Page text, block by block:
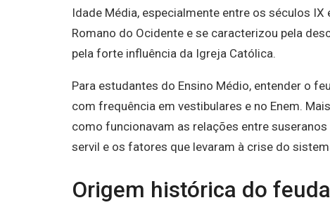
Idade Média, especialmente entre os séculos
Romano do Ocidente e se caracterizou pela
pela forte influência da Igreja Católica.
Para estudantes do Ensino Médio, entender o
com frequência em vestibulares e no Enem.
como funcionavam as relações entre
servil e os fatores que levaram à crise do
Origem histórica do